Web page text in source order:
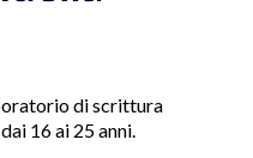
di scrittura
16 ai 25 anni.